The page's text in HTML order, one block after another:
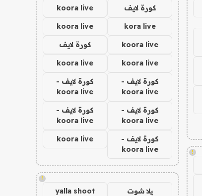
!
كورة لايف koora live
kora live
koora live
koora live كورة لايف
koora live
koora live
كورة لايف -
koora live
كورة لايف -
koora live
كورة لايف -
koora live
كورة لايف -
koora live
كورة لايف -
koora live
koora live
!
يلا شوت yalla shoot